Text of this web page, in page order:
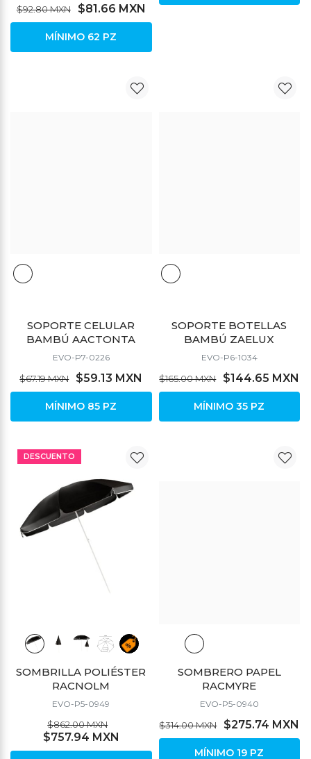
$92.80 MXN $81.66 MXN
MÍNIMO 62 PZ
SOPORTE CELULAR
BAMBÚ AACTONTA
EVO-P7-0226
$67.19 MXN $59.13 MXN
MÍNIMO 85 PZ
SOPORTE BOTELLAS
BAMBÚ ZAELUX
EVO-P6-1034
$165.00 MXN $144.65 MXN
MÍNIMO 35 PZ
DESCUENTO
SOMBRILLA POLIÉSTER
RACNOLM
EVO-P5-0949
$862.00 MXN
$757.94 MXN
SOMBRERO PAPEL
RACMYRE
EVO-P5-0940
$314.00 MXN $275.74 MXN
MÍNIMO 19 PZ